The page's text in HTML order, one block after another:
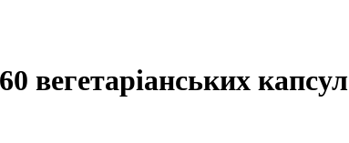
вегетаріанських капсул